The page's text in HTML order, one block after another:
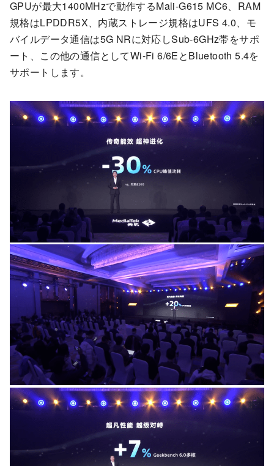
GPUが最大1400MHzで動作するMali-G615 MC6、RAM
規格はLPDDR5X、内蔵ストレージ規格はUFS 4.0、モ
バイルデータ通信は5G NRに対応しSub-6GHz帯をサポ
ート、この他の通信としてWi-Fi 6/6EとBluetooth 5.4を
サポートします。